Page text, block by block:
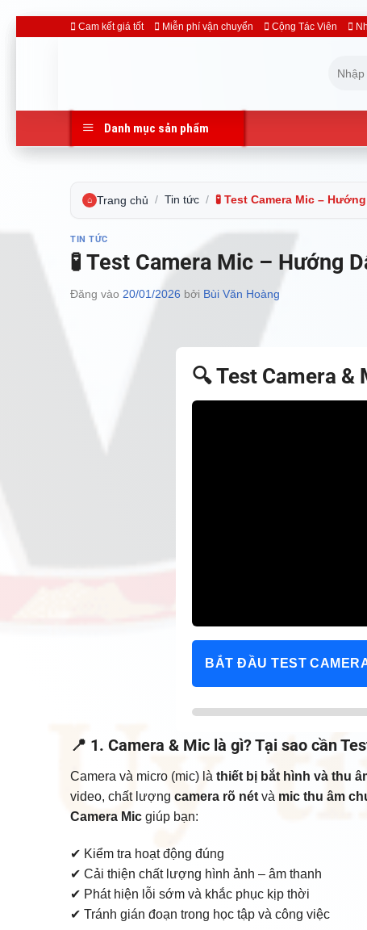
Cam kết giá tốt Miễn phí vận chuyển Cộng Tác Viên
kiếm:
Danh mục sản phẩm
⌂ Trang chủ / Tin tức / 🧪 Test Camera Mic –
TIN TỨC
🧪 Test Camera Mic – Hướng
Đăng vào 20/01/2026 bởi Bùi Văn Hoàng
🔍 Test Camera &
BẮT ĐẦU TEST
📍 1. Camera & Mic là gì? Tại sao cần
Camera và micro (mic) là thiết bị bắt hình và thu
video, chất lượng camera rõ nét và mic thu âm
Camera Mic giúp bạn:
✔ Kiểm tra hoạt động đúng
✔ Cải thiện chất lượng hình ảnh – âm thanh
✔ Phát hiện lỗi sớm và khắc phục kịp thời
✔ Tránh gián đoạn trong học tập và công việc